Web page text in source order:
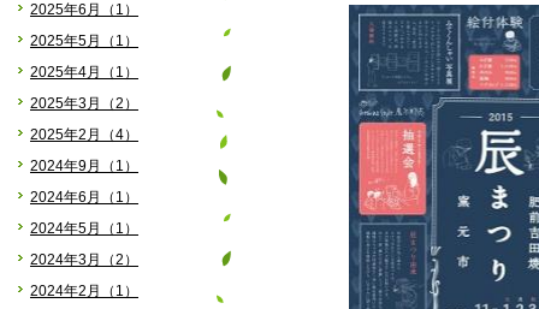
2025年6月（1）
2025年5月（1）
2025年4月（1）
2025年3月（2）
2025年2月（4）
2024年9月（1）
2024年6月（1）
2024年5月（1）
2024年3月（2）
2024年2月（1）